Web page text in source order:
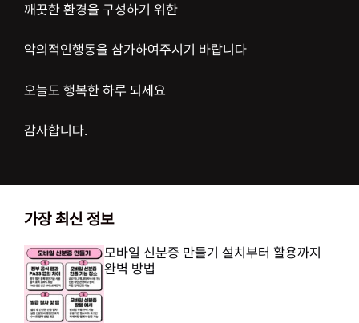
깨끗한 환경을 구성하기 위한
악의적인행동을 삼가하여주시기 바랍니다
오늘도 행복한 하루 되세요
감사합니다.
가장 최신 정보
모바일 신분증 만들기 설치부터 활용까지
완벽 방법